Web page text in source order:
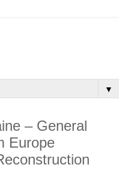
▼
– General
Europe